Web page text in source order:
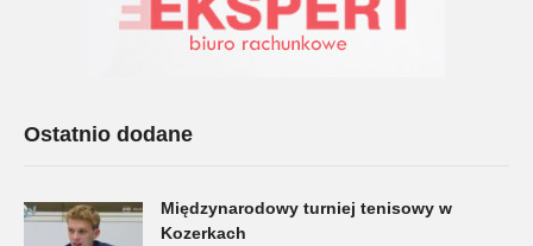
Ostatnio dodane
Międzynarodowy turniej tenisowy w
Kozerkach